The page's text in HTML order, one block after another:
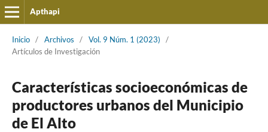
Apthapi
Inicio / Archivos / Vol. 9 Núm. 1 (2023)
/
Artículos de Investigación
Características socioeconómicas de
productores urbanos del Municipio
de El Alto